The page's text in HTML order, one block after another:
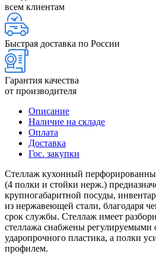
всем клиентам
Быстрая доставка по России
Гарантия качества
от производителя
Описание
Наличие на складе
Оплата
Доставка
Гос. закупки
Стеллаж кухонный
(4 полки и стойки нерж.)
крупногабаритной посуды,
из нержавеющей стали, благодаря
срок службы. Стеллаж имеет
стеллажа снабжены регулируемыми
ударопрочного пластика, а полки
профилем.